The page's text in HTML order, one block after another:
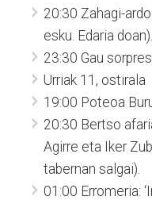
20:30 Zahagi-
esku. Edaria doan).
23:30 Gau
Urriak 11, ostirala
19:00 Poteoa
20:30 Bertso
Agirre eta Iker
tabernan salgai).
01:00 Erromeria: